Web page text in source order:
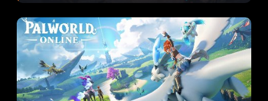
Fans Are Hopeful